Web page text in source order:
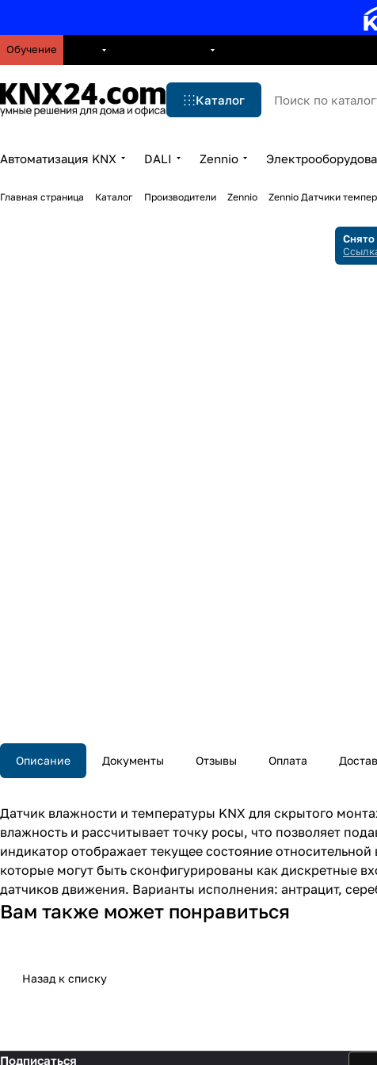
Обучение
Каталог
Автоматизация KNX DALI Zennio
Главная страница Каталог Производители Zennio Zennio Датчики
Снято
Описание Документы Отзывы Оплата
Датчик влажности и температуры KNX для скрытого
влажность и рассчитывает точку росы, что позволяет
индикатор отображает текущее состояние
которые могут быть сконфигурированы как дискретные
датчиков движения. Варианты исполнения: антрацит,
Вам также может понравиться
Назад к списку
Подписаться